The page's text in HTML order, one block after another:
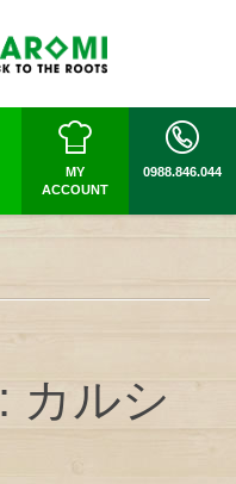
MY
ACCOUNT
0988.846.044
カルシ